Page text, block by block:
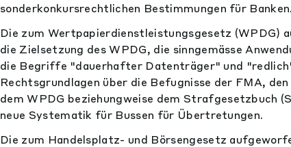
sonderkonkursrechtlichen Bestimmungen für Banken.
Die zum Wertpapierdienstleistungsgesetz (WPDG)
die Zielsetzung des WPDG, die sinngemässe
die Begriffe "dauerhafter Datenträger" und
Rechtsgrundlagen über die Befugnisse der FMA,
dem WPDG beziehungweise dem Strafgesetzbuch
neue Systematik für Bussen für Übertretungen.
Die zum Handelsplatz- und Börsengesetz